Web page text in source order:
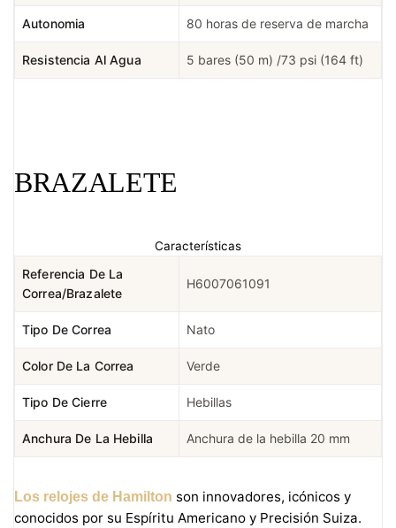
Autonomia 80 horas de reserva de marcha
Resistencia Al Agua 5 bares (50 m) /73 psi (164 ft)
BRAZALETE
Características
Referencia De La
Correa/brazalete
H6007061091
Tipo De Correa Nato
Color De La Correa Verde
Tipo De Cierre Hebillas
Anchura De La Hebilla Anchura de la hebilla 20 mm
Los relojes de Hamilton son innovadores, icónicos y
conocidos por su Espíritu Americano y Precisión Suiza.